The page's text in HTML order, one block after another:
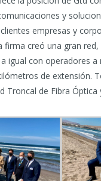
y
empresas y
firma creó una gran
igual con operadores a
de extensión.
Troncal de Fibra